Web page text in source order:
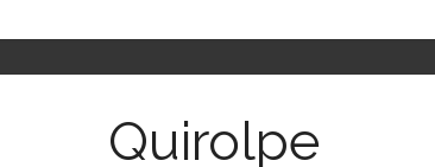
Quirolpe